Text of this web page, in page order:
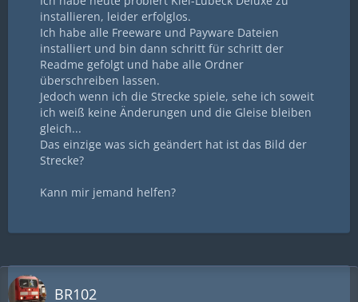
installieren, leider erfolglos.
Ich habe alle Freeware und Payware Dateien
installiert und bin dann schritt für schritt der
Readme gefolgt und habe alle Ordner
überschreiben lassen.
Jedoch wenn ich die Strecke spiele, sehe ich soweit
ich weiß keine Änderungen und die Gleise bleiben
gleich...
Das einzige was sich geändert hat ist das Bild der
Strecke?
Kann mir jemand helfen?
BR102